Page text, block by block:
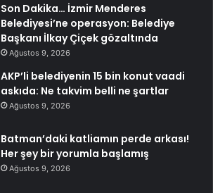
Son Dakika… İzmir Menderes
Belediyesi’ne operasyon: Belediye
Başkanı İlkay Çiçek gözaltında
Ağustos 9, 2026
AKP’li belediyenin 15 bin konut vaadi
askıda: Ne takvim belli ne şartlar
Ağustos 9, 2026
Batman’daki katliamın perde arkası!
Her şey bir yorumla başlamış
Ağustos 9, 2026